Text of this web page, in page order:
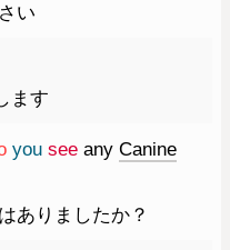
い
ます
you see any Canine
ありましたか？